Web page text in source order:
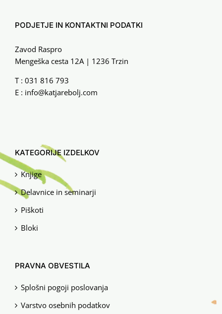
PODJETJE IN KONTAKTNI PODATKI
Zavod Raspro
Mengeška cesta 12A | 1236 Trzin
T : 031 816 793
E : info@katjarebolj.com
KATEGORIJE IZDELKOV
Knjige
Delavnice in seminarji
Piškoti
Bloki
PRAVNA OBVESTILA
Splošni pogoji poslovanja
Varstvo osebnih podatkov